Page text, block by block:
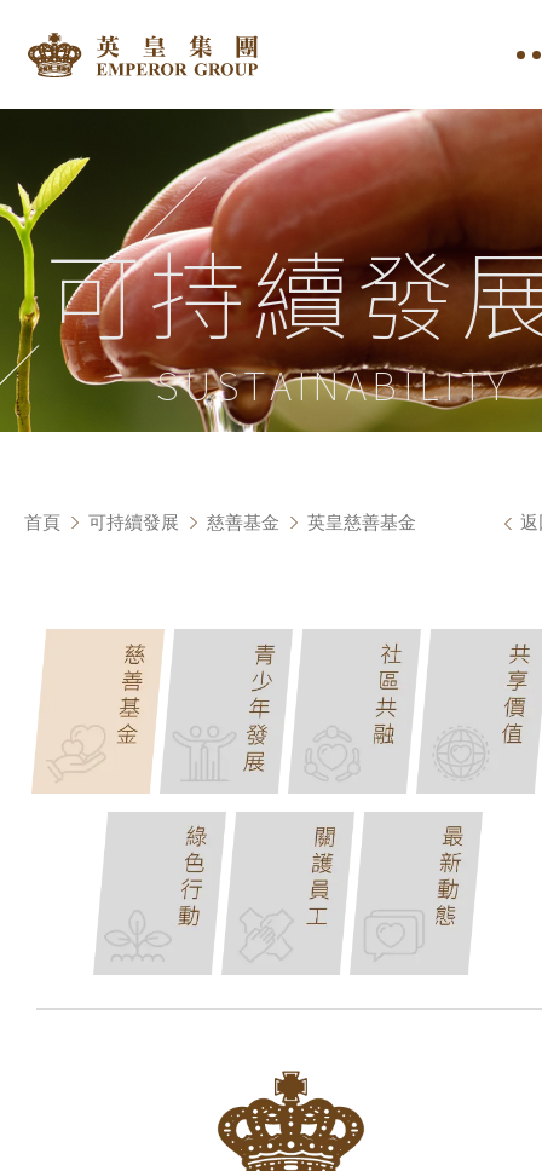
可持續發
SUSTAINABILITY
返
首頁 可持續發展 慈善基金 英皇慈善基金